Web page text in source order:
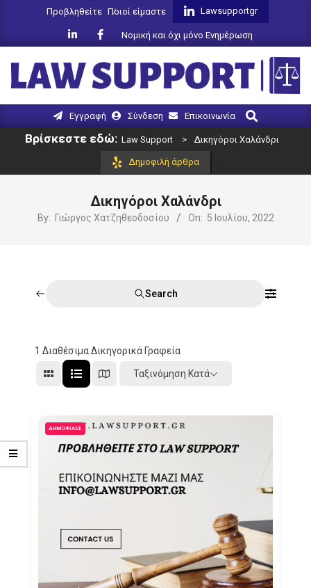
Προβληθείτε Ποιοί είμαστε Lawsupportgr
Νομική και όχι μόνο Ενημέρωση
LAW
SUPPORT
Navigation
Εγγραφή Σύνδεση Επικοινωνία
Search
Βρίσκεστε εδώ: Law Support > Δικηγόροι Χαλάνδρι
Δημοφιλή άρθρα
Δικηγόροι Χαλάνδρι
By: Γιώργος Χατζηθεοδοσίου On: 5 Ιουλίου, 2022
Search
1 Διαθέσιμα Δικηγορικά Γραφεία
Ταξινόμηση Κατά
ΔΗΜΟΦΙΛΈΣ